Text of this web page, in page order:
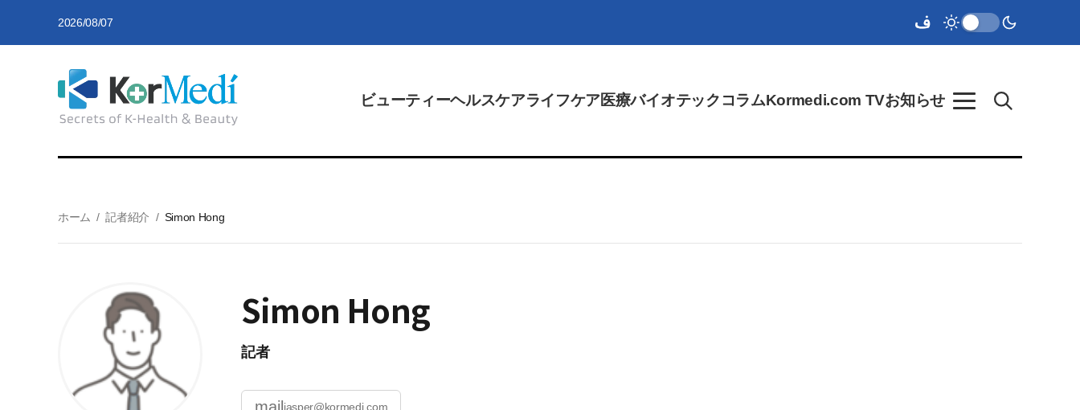
2026/08/07
ビューティーヘルスケアライフケア医療バイオテックコラムKormedi.com TVお知らせ
ホーム /記者紹介 / Simon Hong
Simon Hong
記者
jasper@kormedi.com